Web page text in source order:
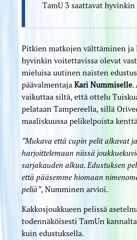
TamU 3 saattavat hyvinkin
Pitkien matkojen välttäminen ja
hyvinkin voitettavissa olevat
mieluisa uutinen naisten
päävalmentaja Kari Nummiselle.
vaikuttaa siltä, että ottelu
pelataan Tampereella, sillä
maaliskuussa pelikelpoista
”Mukava että cupin pelit alkavat ja
harjoittelemaan niissä
sarjakauden alkua. Edustuksen
että pääsemme hiomaan
peliä”, Numminen arvioi.
Kakkosjoukkueen pelissä
todennäköisesti TamUn kannalta
kuin edustuksella.